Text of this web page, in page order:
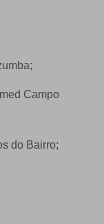
Campo
do Bairro;